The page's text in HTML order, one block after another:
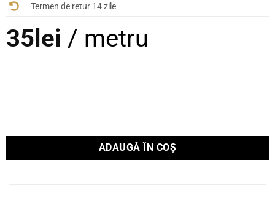
Termen de retur 14 zile
35lei / metru
ADAUGĂ ÎN COȘ